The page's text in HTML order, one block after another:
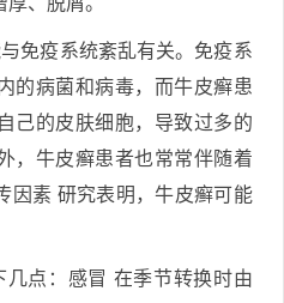
免疫系统紊乱有关。免疫系
的病菌和病毒，而牛皮癣患
己的皮肤细胞，导致过多的
，牛皮癣患者也常常伴随着
因素 研究表明，牛皮癣可能
点：感冒 在季节转换时由